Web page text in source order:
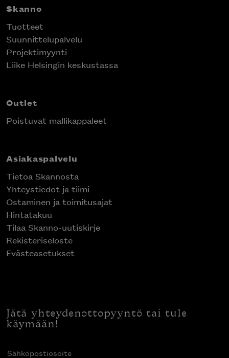
Skanno
Tuotteet
Suunnittelupalvelu
Projektimyynti
Liike Helsingin keskustassa
Outlet
Poistuvat mallikappaleet
Asiakaspalvelu
Tietoa Skannosta
Yhteystiedot ja tiimi
Ostaminen ja toimitusajat
Hintatakuu
Tilaa Skanno-uutiskirje
Rekisteriseloste
Evästeasetukset
Jätä yhteydenottopyyntö tai tule
käymään!
Sähköpostiosoite(Pakollinen)